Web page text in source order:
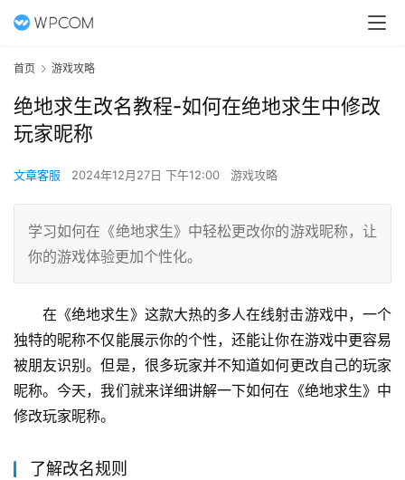
首页 游戏攻略
绝地求生改名教程-如何在绝地求生中修改
玩家昵称
文章客服 2024年12月27日 下午12:00 游戏攻略
学习如何在《绝地求生》中轻松更改你的游戏昵称，让
你的游戏体验更加个性化。
在《绝地求生》这款大热的多人在线射击游戏中，一个
独特的昵称不仅能展示你的个性，还能让你在游戏中更容易
被朋友识别。但是，很多玩家并不知道如何更改自己的玩家
昵称。今天，我们就来详细讲解一下如何在《绝地求生》中
修改玩家昵称。
了解改名规则